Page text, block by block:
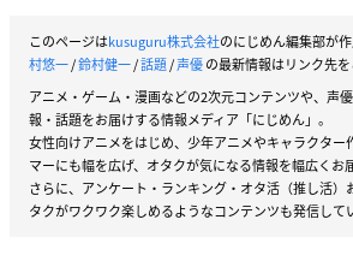
このページはkusuguru株式会社のにじめん編集部が
村悠一/鈴村健一/話題/声優の最新情報はリンク先を
アニメ・ゲーム・漫画などの2次元コンテンツや、声
報・話題をお届けする情報メディア「にじめん」。
女性向けアニメをはじめ、少年アニメやキャラクター
マーにも幅を広げ、オタクが気になる情報を幅広くお
さらに、アンケート・ランキング・オタ活（推し活）
タクがワクワク楽しめるようなコンテンツも発信して